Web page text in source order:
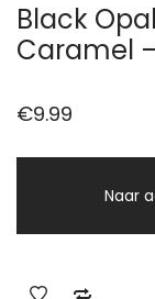
Black
Caramel
€9.99
Naar